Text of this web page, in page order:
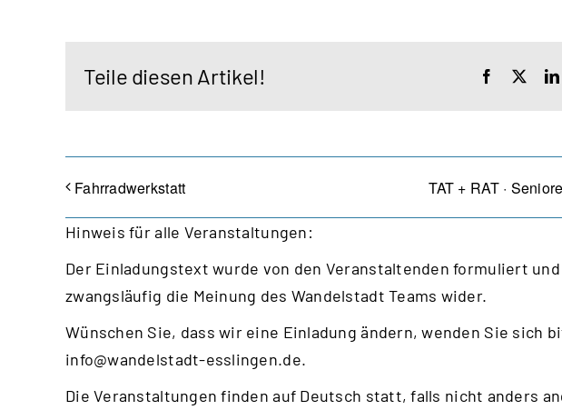
Teile diesen Artikel! Facebook
Fahrradwerkstatt TAT + RAT ·
Hinweis für alle Veranstaltungen:
Der Einladungstext wurde von den Veranstaltenden formuliert
zwangsläufig die Meinung des Wandelstadt Teams wider.
Wünschen Sie, dass wir eine Einladung ändern, wenden Sie sich
info@wandelstadt-esslingen.de.
Die Veranstaltungen finden auf Deutsch statt, falls nicht anders